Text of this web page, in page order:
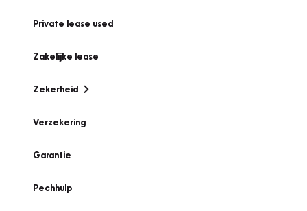
Private lease used
Zakelijke lease
Zekerheid
Verzekering
Garantie
Pechhulp